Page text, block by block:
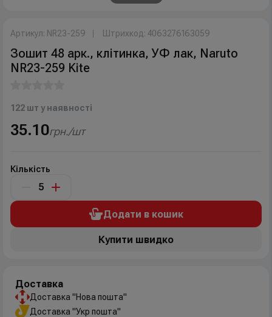
Артикул: NR23-259 Штрихкод: 4063276163059
Зошит 48 арк., клітинка, УФ лак, Naruto
NR23-259 Kite
122 шт у наявності
35.10грн./шт
Кількість
Додати в кошик
Купити швидко
Доставка
Доставка "Нова пошта"
Доставка "Укр пошта"